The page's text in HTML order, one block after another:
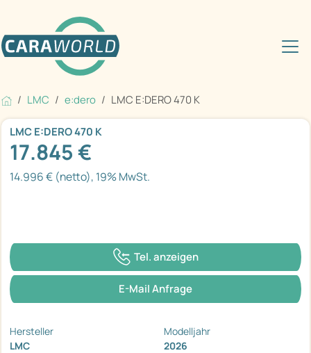
LMC e:dero LMC E:DERO 470 K
LMC E:DERO 470 K
17.845 €
14.996 € (netto), 19% MwSt.
Tel. anzeigen
E-Mail Anfrage
Hersteller
LMC
Modelljahr
2026